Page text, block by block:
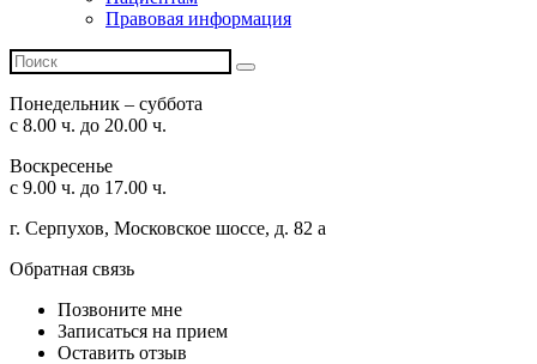
Правовая информация
Понедельник – суббота
с 8.00 ч. до 20.00 ч.
Воскресенье
с 9.00 ч. до 17.00 ч.
г. Серпухов, Московское шоссе, д. 82 а
Обратная связь
Позвоните мне
Записаться на прием
Оставить отзыв